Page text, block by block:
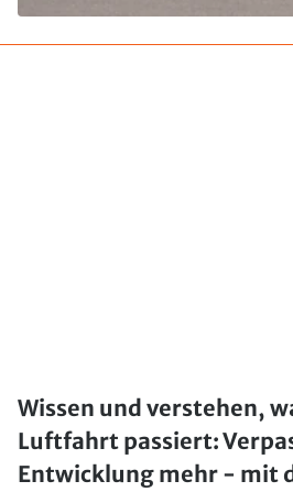
Wissen und verstehen,
Luftfahrt passiert:
Entwicklung mehr - mit